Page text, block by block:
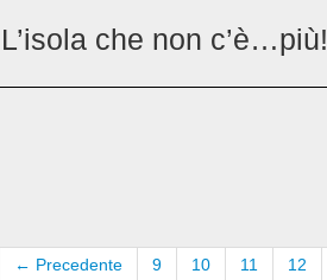
L’isola che non c’è…più!
← Precedente 9 10 11 12